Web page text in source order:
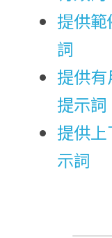
提供
詞
提供
提示詞
提供
示詞